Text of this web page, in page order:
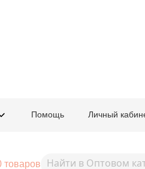
Помощь Личный
товаров
с газовыми